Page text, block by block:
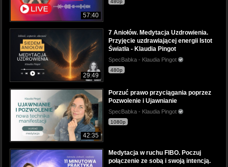
57:40
480p
29:49
7 Aniołów. Medytacja Uzdrowienia.
Przyjęcie uzdrawiającej energii Istot
Światła - Klaudia Pingot
SpecBabka - Klaudia Pingot
480p
42:35
Porzuć prawo przyciągania poprzez
Pozwolenie i Ujawnianie
SpecBabka - Klaudia Pingot
1080p
Medytacja w ruchu FIBO. Poczuj
połączenie ze sobą i swoją intencją.